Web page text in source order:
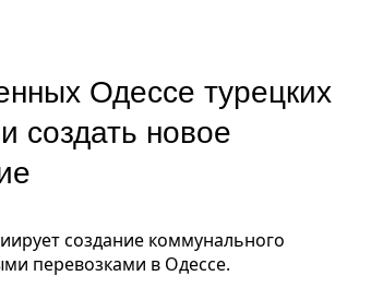
Одессе турецких
создать новое
создание коммунального
перевозками в Одессе.